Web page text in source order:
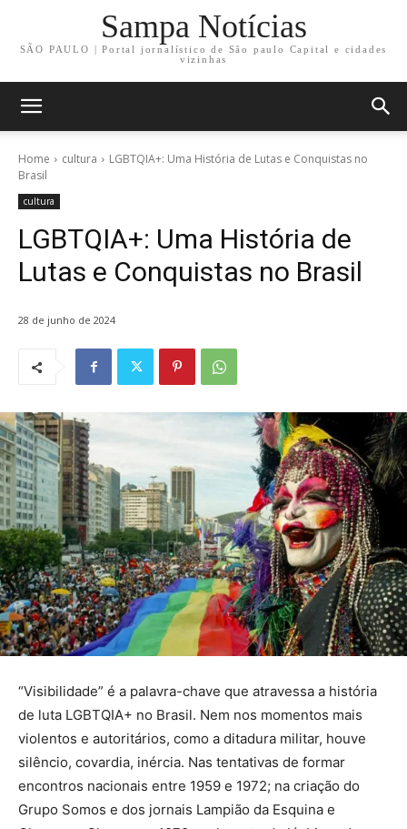
Sampa Notícias
SÃO PAULO | Portal jornalístico de São paulo Capital e cidades
vizinhas
Home cultura
LGBTQIA+: Uma História de Lutas e Conquistas no
Brasil
cultura
LGBTQIA+: Uma História de
Lutas e Conquistas no Brasil
28 de junho de 2024
“Visibilidade” é a palavra-chave que atravessa a história
de luta LGBTQIA+ no Brasil. Nem nos momentos mais
violentos e autoritários, como a ditadura militar, houve
silêncio, covardia, inércia. Nas tentativas de formar
encontros nacionais entre 1959 e 1972; na criação do
Grupo Somos e dos jornais Lampião da Esquina e